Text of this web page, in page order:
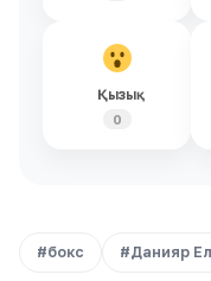
Қызық
0
#бокс #Данияр